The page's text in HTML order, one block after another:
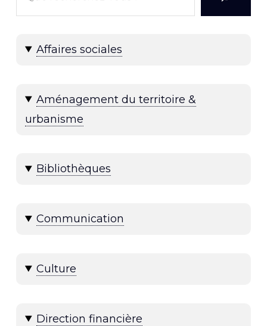
Affaires sociales
Aménagement du territoire &
urbanisme
Bibliothèques
Communication
Culture
Direction financière